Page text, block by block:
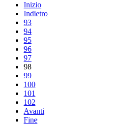
Inizio
Indietro
93
94
95
96
97
98
99
100
101
102
Avanti
Fine